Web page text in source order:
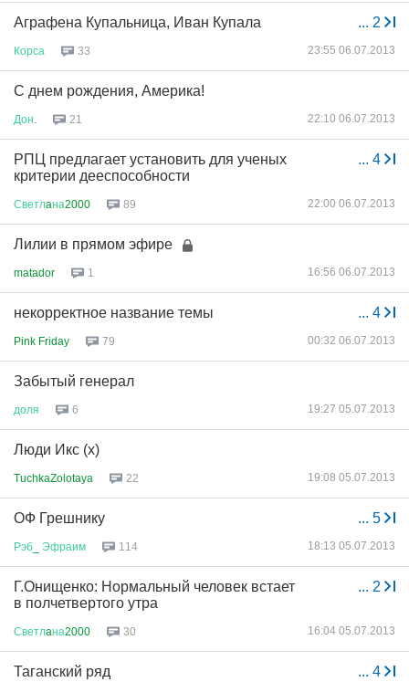
... 2
Аграфена Купальница, Иван Купала
Корса 33 23:55 06.07.2013
С днем рождения, Америка!
Дон 21 22:10 06.07.2013
... 4
РПЦ предлагает установить для ученых
критерии дееспособности
Светлaна2000 89 22:00 06.07.2013
Лилии в прямом эфире
matador 1 16:56 06.07.2013
... 4
некорректное название темы
Pink Friday 79 00:32 06.07.2013
Забытый генерал
доля 6 19:27 05.07.2013
Люди Икс (х)
TuchkaZolotaya 22 19:08 05.07.2013
... 5
ОФ Грешнику
Рэб Эфраим 114 18:13 05.07.2013
... 2
Г.Онищенко: Нормальный человек встает
в полчетвертого утра
Светлaна2000 30 16:04 05.07.2013
... 4
Таганский ряд